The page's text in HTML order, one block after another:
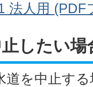
法人用
したい場
道を中止す